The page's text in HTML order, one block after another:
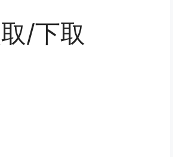
/下取